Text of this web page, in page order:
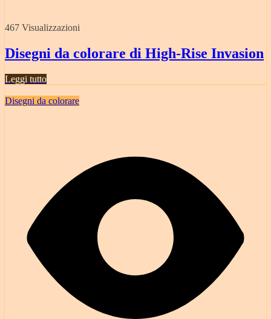
467 Visualizzazioni
Disegni da colorare di High-Rise Invasion
Leggi tutto
Disegni da colorare